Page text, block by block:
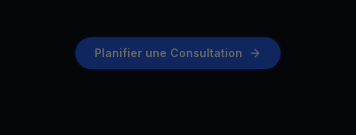
Planifier une Consultation